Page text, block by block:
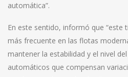
automática”.
En este sentido, informó que “este
más frecuente en las flotas
mantener la estabilidad y el nivel
automáticos que compensan